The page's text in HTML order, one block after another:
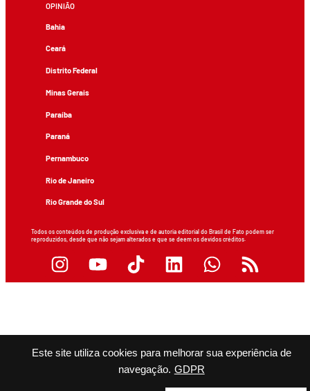
Este site utiliza cookies para melhorar sua experiência de
navegação. GDPR
OPINIÃO
Bahia
Ceará
Distrito Federal
Minas Gerais
Paraíba
Paraná
Pernambuco
Rio de Janeiro
Rio Grande do Sul
Todos os conteúdos de produção exclusiva e de autoria editorial do Brasil de Fato podem ser
reproduzidos, desde que não sejam alterados e que se deem os devidos créditos.